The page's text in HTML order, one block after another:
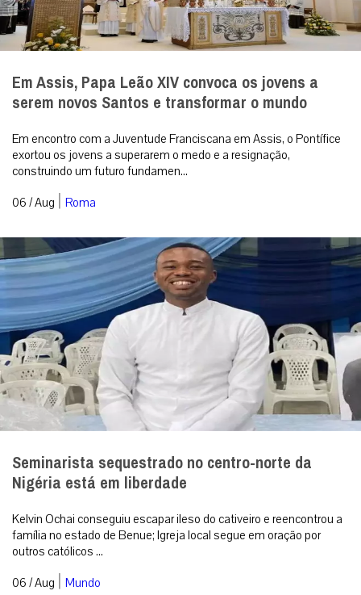
Em Assis, Papa Leão XIV convoca os jovens a
serem novos Santos e transformar o mundo
Em encontro com a Juventude Franciscana em Assis, o Pontífice
exortou os jovens a superarem o medo e a resignação,
construindo um futuro fundamen...
06 / Aug | Roma
Seminarista sequestrado no centro-norte da
Nigéria está em liberdade
Kelvin Ochai conseguiu escapar ileso do cativeiro e reencontrou a
família no estado de Benue; Igreja local segue em oração por
outros católicos ...
06 / Aug | Mundo